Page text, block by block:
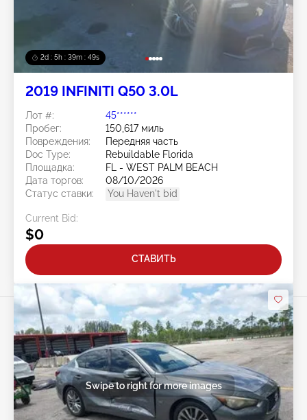
2d : 5h : 39m : 46s
2019 INFINITI Q50 3.0L
Лот #:
45******
Пробег:
150,617 миль
Повреждения:
Передняя часть
Doc Type:
Rebuildable Florida
Площадка:
FL - WEST PALM BEACH
Дата торгов:
08/10/2026
Статус ставки:
You Haven't bid
Current Bid:
$0
СТАВИТЬ
Swipe to right for more images